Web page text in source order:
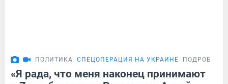
ПОЛИТИКА СПЕЦОПЕРАЦИЯ НА УКРАИНЕ
«Я рада, что меня наконец принимают